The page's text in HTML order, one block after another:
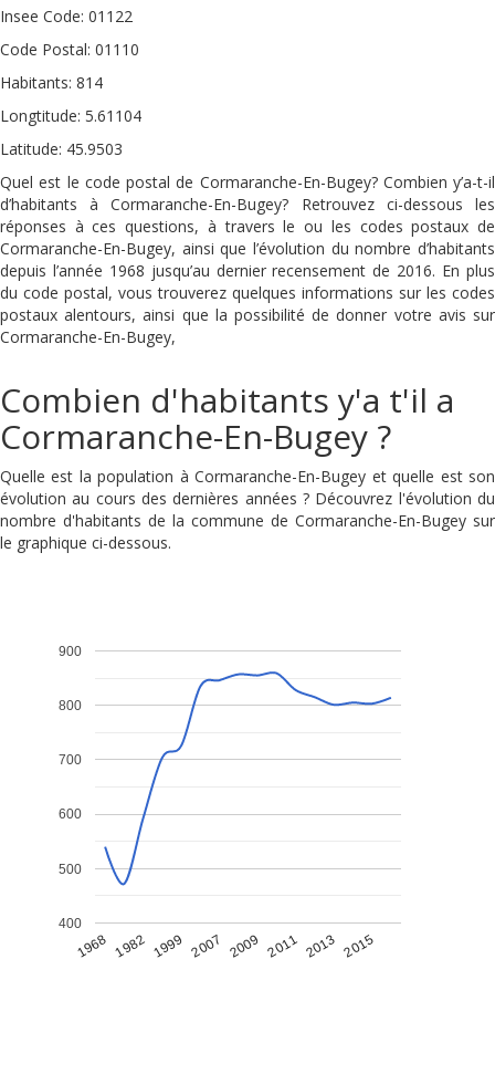
Insee Code: 01122
Code Postal: 01110
Habitants: 814
Longtitude: 5.61104
Latitude: 45.9503
Quel est le code postal de Cormaranche-En-Bugey? Combien y’a-t-il
d’habitants à Cormaranche-En-Bugey? Retrouvez ci-dessous les
réponses à ces questions, à travers le ou les codes postaux de
Cormaranche-En-Bugey, ainsi que l’évolution du nombre d’habitants
depuis l’année 1968 jusqu’au dernier recensement de 2016. En plus
du code postal, vous trouverez quelques informations sur les codes
postaux alentours, ainsi que la possibilité de donner votre avis sur
Cormaranche-En-Bugey,
Combien d'habitants y'a t'il a
Cormaranche-En-Bugey ?
Quelle est la population à Cormaranche-En-Bugey et quelle est son
évolution au cours des dernières années ? Découvrez l'évolution du
nombre d'habitants de la commune de Cormaranche-En-Bugey sur
le graphique ci-dessous.
1968 1982 1999 2007 2009 2011 2013 2015
400
500
600
700
800
900